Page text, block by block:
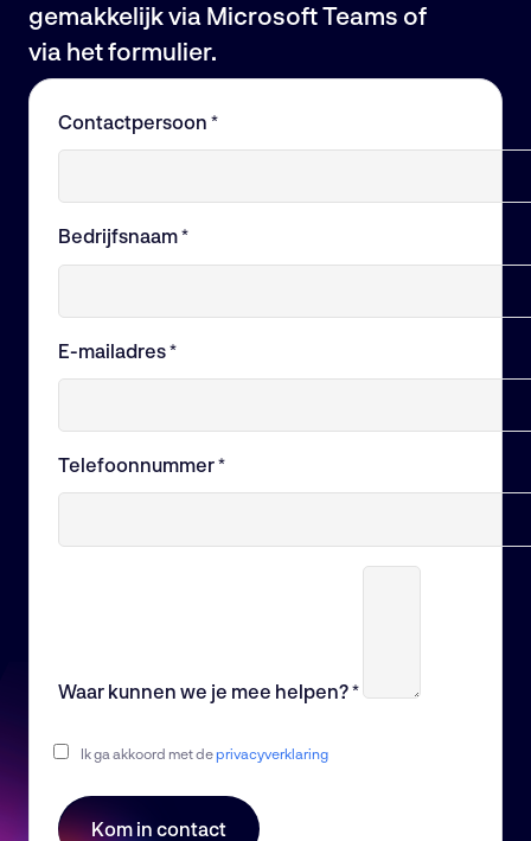
gemakkelijk via Microsoft Teams of
via het formulier.
Contactpersoon *
Bedrijfsnaam *
E-mailadres *
Telefoonnummer *
Waar kunnen we je mee helpen? *
Ik ga akkoord met deprivacyverklaring
Kom in contact